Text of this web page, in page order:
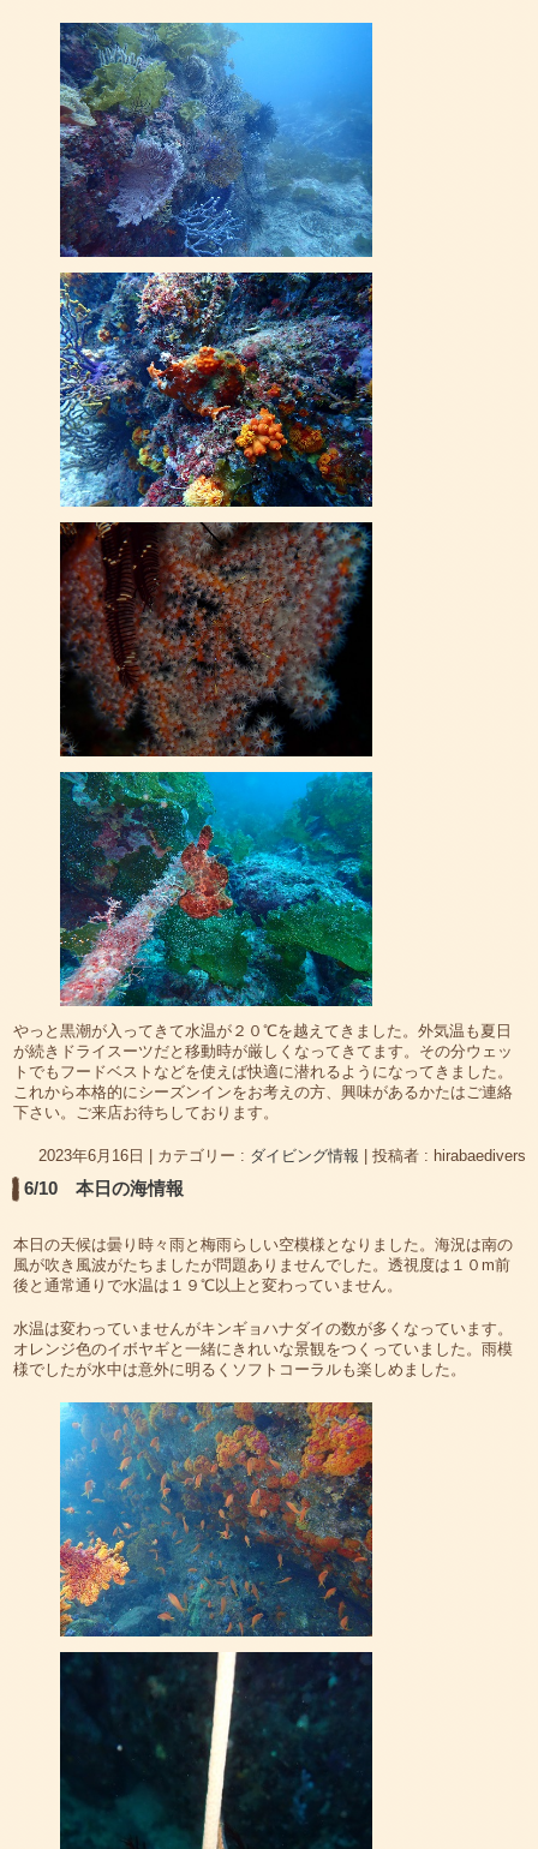
やっと黒潮が入ってきて水温が２０℃を越えてきました。外気温も夏日
が続きドライスーツだと移動時が厳しくなってきてます。その分ウェッ
トでもフードベストなどを使えば快適に潜れるようになってきました。
これから本格的にシーズンインをお考えの方、興味があるかたはご連絡
下さい。ご来店お待ちしております。
2023年6月16日 | カテゴリー : ダイビング情報 | 投稿者 : hirabaedivers
6/10 本日の海情報
本日の天候は曇り時々雨と梅雨らしい空模様となりました。海況は南の
風が吹き風波がたちましたが問題ありませんでした。透視度は１０m前
後と通常通りで水温は１９℃以上と変わっていません。
水温は変わっていませんがキンギョハナダイの数が多くなっています。
オレンジ色のイボヤギと一緒にきれいな景観をつくっていました。雨模
様でしたが水中は意外に明るくソフトコーラルも楽しめました。